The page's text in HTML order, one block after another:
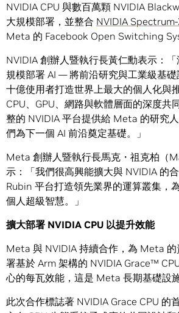
NVIDIA CPU 與數百萬顆 NVIDIA
大規模部署，並整合 NVIDIA
Meta 的 Facebook Open Switching
NVIDIA 創辦人暨執行長黃仁勳表示：
規模部署 AI — 將前沿研究與工業級基
十億使用者打造世界上最大的個人化與
CPU、GPU、網路與軟體層面的深度共
整的 NVIDIA 平台提供給 Meta 的研究
們為下一個 AI 前沿奠定基礎。」
Meta 創辦人暨執行長馬克・祖克柏（
示：「我們很高興能擴大與 NVIDIA 的
Rubin 平台打造領先業界的運算叢集，
個人超級智慧。」
擴大部署 NVIDIA CPU 以提升效能
Meta 與 NVIDIA 持續合作，為 Meta
署基於 Arm 架構的 NVIDIA Grace™
心的每瓦效能，這是 Meta 長期基礎設
此次合作標誌著 NVIDIA Grace CPU 的